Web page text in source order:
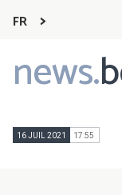
FR
news.
Main
navigation
16 JUIL 2021 17:55